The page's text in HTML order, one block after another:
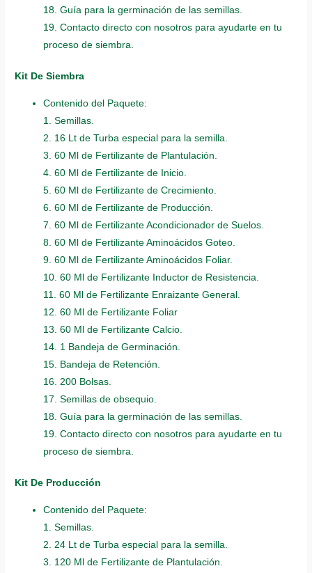
18. Guía para la germinación de las semillas.
19. Contacto directo con nosotros para ayudarte en tu
proceso de siembra.
Kit De Siembra
Contenido del Paquete:
1. Semillas.
2. 16 Lt de Turba especial para la semilla.
3. 60 Ml de Fertilizante de Plantulación.
4. 60 Ml de Fertilizante de Inicio.
5. 60 Ml de Fertilizante de Crecimiento.
6. 60 Ml de Fertilizante de Producción.
7. 60 Ml de Fertilizante Acondicionador de Suelos.
8. 60 Ml de Fertilizante Aminoácidos Goteo.
9. 60 Ml de Fertilizante Aminoácidos Foliar.
10. 60 Ml de Fertilizante Inductor de Resistencia.
11. 60 Ml de Fertilizante Enraizante General.
12. 60 Ml de Fertilizante Foliar
13. 60 Ml de Fertilizante Calcio.
14. 1 Bandeja de Germinación.
15. Bandeja de Retención.
16. 200 Bolsas.
17. Semillas de obsequio.
18. Guía para la germinación de las semillas.
19. Contacto directo con nosotros para ayudarte en tu
proceso de siembra.
Kit De Producción
Contenido del Paquete:
1. Semillas.
2. 24 Lt de Turba especial para la semilla.
3. 120 Ml de Fertilizante de Plantulación.